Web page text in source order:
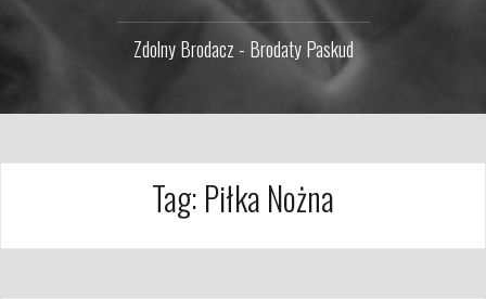
Zdolny Brodacz - Brodaty Paskud
Tag: Piłka Nożna